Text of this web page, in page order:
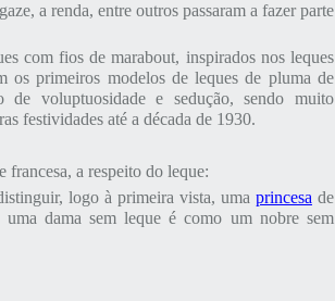
a renda, entre outros passaram a fazer parte
com fios de marabout, inspirados nos leques
primeiros modelos de leques de pluma de
voluptuosidade e sedução, sendo muito
festividades até a década de 1930.
francesa, a respeito do leque:
logo à primeira vista, uma princesa de
dama sem leque é como um nobre sem